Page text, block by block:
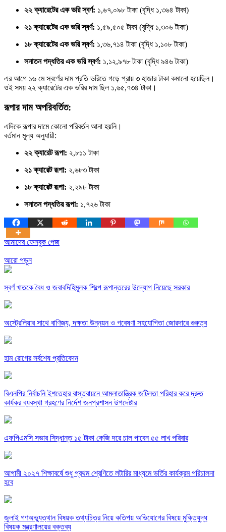
২২ ক্যারেটের এক ভরি স্বর্ণ: ১,৬৭,০৯৮ টাকা (বৃদ্ধি ১,৩৬৪ টাকা)
২১ ক্যারেটের এক ভরি স্বর্ণ: ১,৫৯,৫০৫ টাকা (বৃদ্ধি ১,৩০৬ টাকা)
১৮ ক্যারেটের এক ভরি স্বর্ণ: ১,৩৬,৭১৪ টাকা (বৃদ্ধি ১,১০৮ টাকা)
সনাতন পদ্ধতির এক ভরি স্বর্ণ: ১,১২,৯৭৮ টাকা (বৃদ্ধি ৯৪৬ টাকা)
এর আগে ১৬ মে স্বর্ণের দাম প্রতি ভরিতে গড়ে প্রায় ৩ হাজার টাকা কমানো হয়েছিল।
ওই সময় ২২ ক্যারেটের এক ভরির দাম ছিল ১,৬৫,৭৩৪ টাকা।
রূপার দাম অপরিবর্তিত:
এদিকে রূপার দামে কোনো পরিবর্তন আনা হয়নি।
বর্তমান মূল্য অনুযায়ী:
২২ ক্যারেট রূপা: ২,৮১১ টাকা
২১ ক্যারেট রূপা: ২,৬৮৩ টাকা
১৮ ক্যারেট রূপা: ২,২৯৮ টাকা
সনাতন পদ্ধতির রূপা: ১,৭২৬ টাকা
আমাদের ফেসবুক পেজ
আরো পড়ুন
স্বর্ণ খাতকে বৈধ ও জবাবদিহিমূলক শিল্পে রূপান্তরের উদ্যোগ নিয়েছে সরকার
অস্ট্রেলিয়ার সাথে বাণিজ্য, দক্ষতা উন্নয়ন ও গবেষণা সহযোগিতা জোরদারে গুরুত্ব
হাম রোগের সর্বশেষ প্রতিবেদন
বিএনপির নির্বাচনি ইশতেহার বাস্তবায়নে আমলাতান্ত্রিক জটিলতা পরিহার করে দ্রুত
কার্যকর ব্যবস্থা গ্রহণের নির্দেশ জনপ্রশাসন উপদেষ্টার
এফপিএমসি সভার সিদ্ধান্ত ১৫ টাকা কেজি দরে চাল পাবেন ৫৫ লাখ পরিবার
আগামী ২০২৭ শিক্ষাবর্ষে শুধু প্রথম শ্রেণিতে লটারির মাধ্যমে ভর্তির কার্যক্রম পরিচালনা
হবে
জুলাই গণঅভ্যুত্থান বিষয়ক তথ্যচিত্র নিয়ে কতিপয় অভিযোগের বিষয়ে মুক্তিযুদ্ধ
বিষয়ক মন্ত্রণালয়ের বক্তব্য